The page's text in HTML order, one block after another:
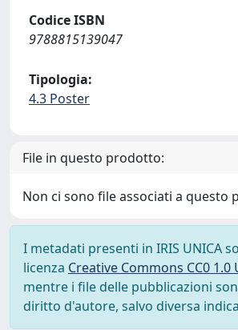
Codice ISBN
9788815139047
Tipologia:
4.3 Poster
File in questo prodotto:
Non ci sono file associati a questo
I metadati presenti in IRIS UNICA
licenza Creative Commons CC0 1.0
mentre i file delle pubblicazioni
diritto d'autore, salvo diversa